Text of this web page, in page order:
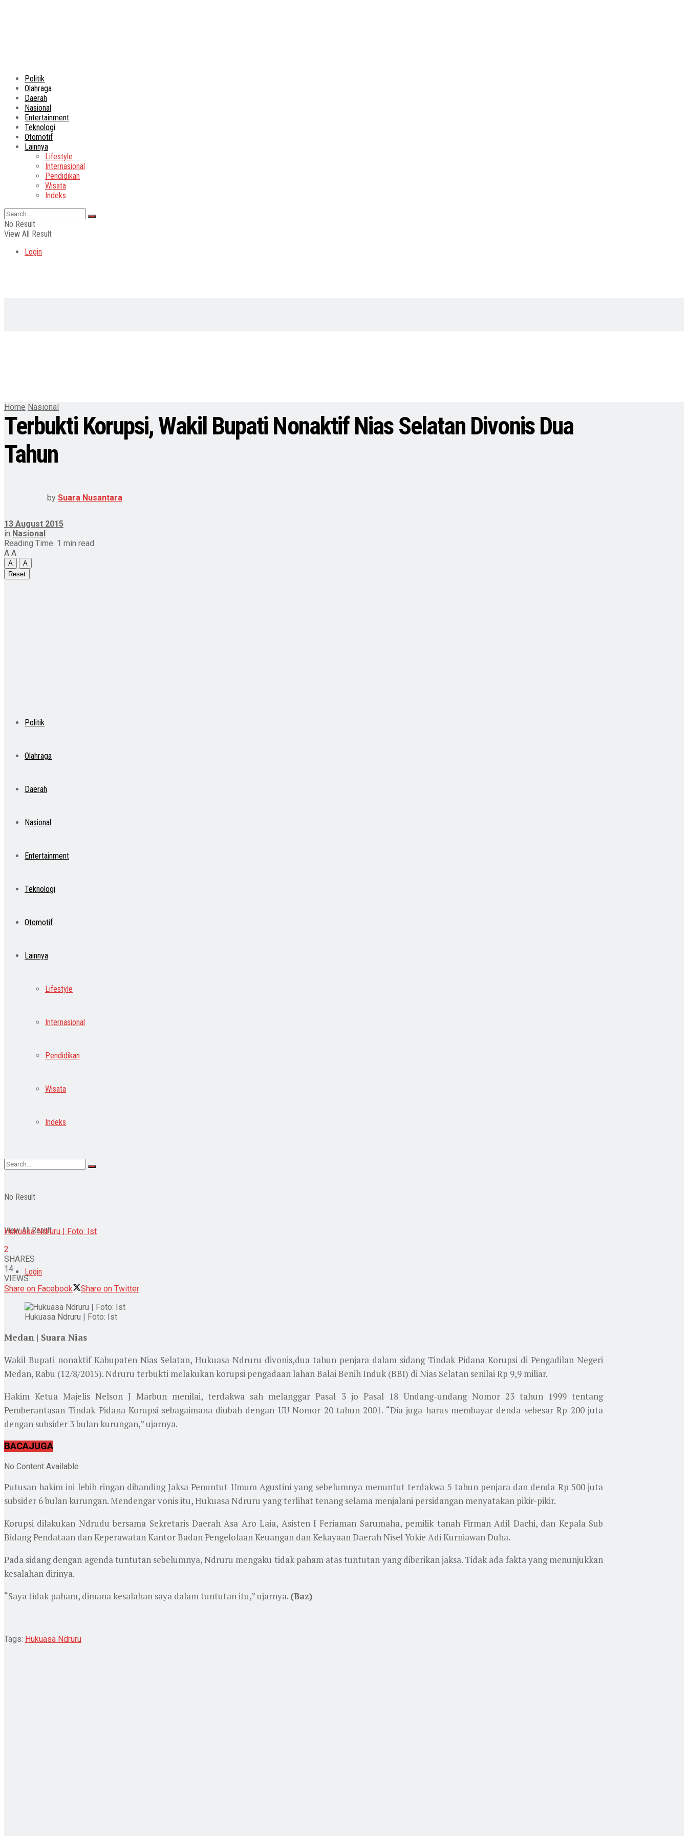
Politik
Olahraga
Daerah
Nasional
Entertainment
Teknologi
Otomotif
Lainnya
Lifestyle
Internasional
Pendidikan
Wisata
Indeks
No Result
View All Result
Login
Politik
Olahraga
Daerah
Nasional
Entertainment
Teknologi
Otomotif
Lainnya
Lifestyle
Internasional
Pendidikan
Wisata
Indeks
No Result
View All Result
Login
Home Nasional
Terbukti Korupsi, Wakil Bupati Nonaktif Nias Selatan Divonis Dua
Tahun
by Suara Nusantara
13 August 2015
in Nasional
Reading Time: 1 min read
A A
A
A
Reset
Hukuasa Ndruru | Foto: Ist
2
SHARES
14
VIEWS
Share on Facebook
Share on Twitter
Hukuasa Ndruru | Foto: Ist
Medan | Suara Nias
Wakil Bupati nonaktif Kabupaten Nias Selatan, Hukuasa Ndruru divonis,dua tahun penjara dalam sidang Tindak Pidana Korupsi di Pengadilan Negeri
Medan, Rabu (12/8/2015). Ndruru terbukti melakukan korupsi pengadaan lahan Balai Benih Induk (BBI) di Nias Selatan senilai Rp 9,9 miliar.
Hakim Ketua Majelis Nelson J Marbun menilai, terdakwa sah melanggar Pasal 3 jo Pasal 18 Undang-undang Nomor 23 tahun 1999 tentang
Pemberantasan Tindak Pidana Korupsi sebagaimana diubah dengan UU Nomor 20 tahun 2001. “Dia juga harus membayar denda sebesar Rp 200 juta
dengan subsider 3 bulan kurungan,” ujarnya.
BACAJUGA
No Content Available
Putusan hakim ini lebih ringan dibanding Jaksa Penuntut Umum Agustini yang sebelumnya menuntut terdakwa 5 tahun penjara dan denda Rp 500 juta
subsider 6 bulan kurungan. Mendengar vonis itu, Hukuasa Ndruru yang terlihat tenang selama menjalani persidangan menyatakan pikir-pikir.
Korupsi dilakukan Ndrudu bersama Sekretaris Daerah Asa Aro Laia, Asisten I Feriaman Sarumaha, pemilik tanah Firman Adil Dachi, dan Kepala Sub
Bidang Pendataan dan Keperawatan Kantor Badan Pengelolaan Keuangan dan Kekayaan Daerah Nisel Yokie Adi Kurniawan Duha.
Pada sidang dengan agenda tuntutan sebelumnya, Ndruru mengaku tidak paham atas tuntutan yang diberikan jaksa. Tidak ada fakta yang menunjukkan
kesalahan dirinya.
“Saya tidak paham, dimana kesalahan saya dalam tuntutan itu,” ujarnya. (Baz)
Tags: Hukuasa Ndruru